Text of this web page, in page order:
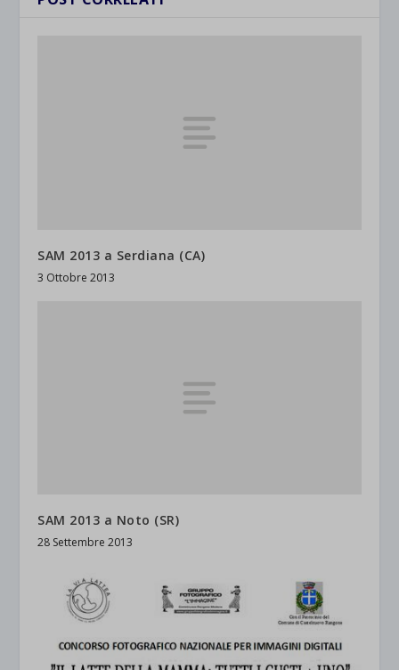
SAM 2013 a Serdiana (CA)
3 Ottobre 2013
SAM 2013 a Noto (SR)
28 Settembre 2013